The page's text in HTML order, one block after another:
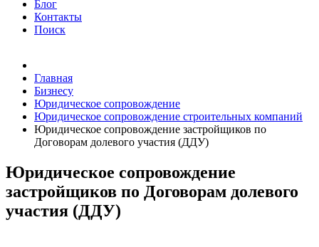
Блог
Контакты
Поиск
Главная
Бизнесу
Юридическое сопровождение
Юридическое сопровождение строительных компаний
Юридическое сопровождение застройщиков по
Договорам долевого участия (ДДУ)
Юридическое сопровождение
застройщиков по Договорам долевого
участия (ДДУ)